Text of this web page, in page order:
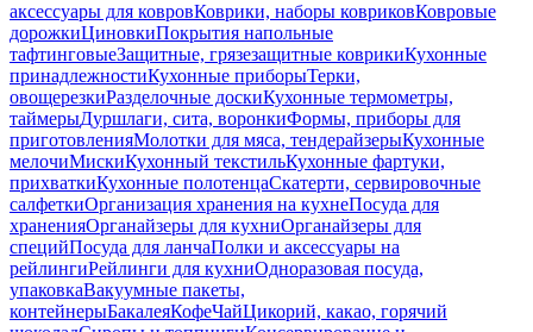
аксессуары для ковровКоврики, наборы ковриковКовровые
дорожкиЦиновкиПокрытия напольные
тафтинговыеЗащитные, грязезащитные коврикиКухонные
принадлежностиКухонные приборыТерки,
овощерезкиРазделочные доскиКухонные термометры,
таймерыДуршлаги, сита, воронкиФормы, приборы для
приготовленияМолотки для мяса, тендерайзерыКухонные
мелочиМискиКухонный текстильКухонные фартуки,
прихваткиКухонные полотенцаСкатерти, сервировочные
салфеткиОрганизация хранения на кухнеПосуда для
храненияОрганайзеры для кухниОрганайзеры для
специйПосуда для ланчаПолки и аксессуары на
рейлингиРейлинги для кухниОдноразовая посуда,
упаковкаВакуумные пакеты,
контейнерыБакалеяКофеЧайЦикорий, какао, горячий